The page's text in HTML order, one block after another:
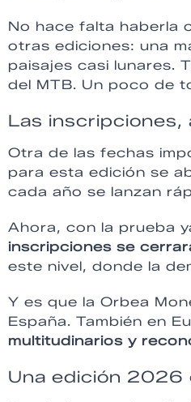
No hace falta haberla
otras ediciones: una
paisajes casi lunares.
del MTB. Un poco de
Las
Otra de las fechas
para esta edición se
cada año se lanzan
Ahora, con la prueba
inscripciones se
este nivel, donde la
Y es que la Orbea
España. También en
multitudinarios y
Una edición 2026